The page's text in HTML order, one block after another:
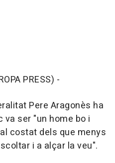
PRESS) -
Pere Aragonès ha
va ser "un home bo i
costat dels que menys
i a alçar la veu".